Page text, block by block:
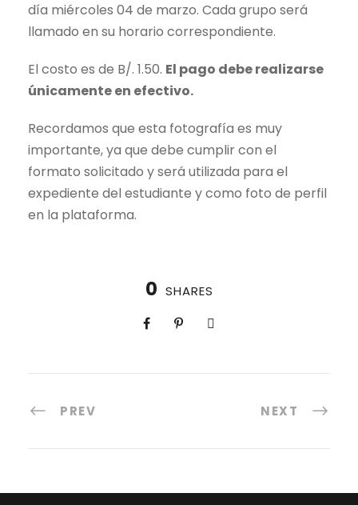
día miércoles 04 de marzo. Cada grupo será
llamado en su horario correspondiente.
El costo es de B/. 1.50. El pago debe realizarse
únicamente en efectivo.
Recordamos que esta fotografía es muy
importante, ya que debe cumplir con el
formato solicitado y será utilizada para el
expediente del estudiante y como foto de perfil
en la plataforma.
0 SHARES
PREV NEXT